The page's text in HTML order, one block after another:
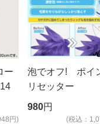
ー
円)
泡でオフ! ポイ
リセッター
980円
(税込：